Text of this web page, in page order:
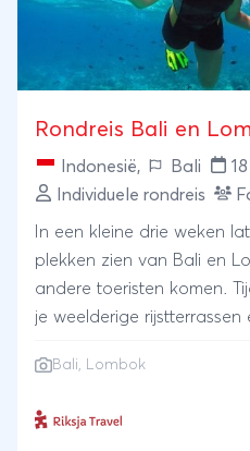
voordat je je reis afsluit in
Rondreis Bali en
Indonesië, Bali
Individuele rondreis
In een kleine drie weken
plekken zien van Bali en
andere toeristen komen.
je weelderige
familievriendelijke hotels
Bali, Lombok